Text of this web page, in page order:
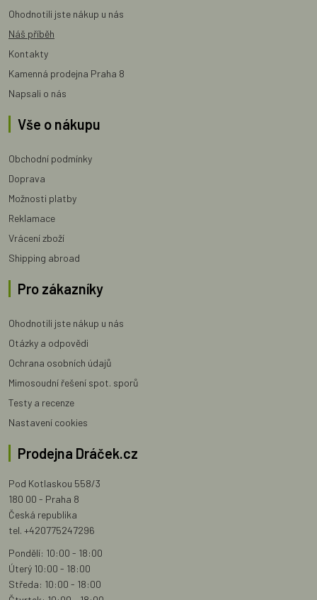
Ohodnotili jste nákup u nás
Náš příběh
Kontakty
Kamenná prodejna Praha 8
Napsali o nás
Vše o nákupu
Obchodní podmínky
Doprava
Možnosti platby
Reklamace
Vrácení zboží
Shipping abroad
Pro zákazníky
Ohodnotili jste nákup u nás
Otázky a odpovědi
Ochrana osobních údajů
Mimosoudní řešení spot. sporů
Testy a recenze
Nastavení cookies
Prodejna Dráček.cz
Pod Kotlaskou 558/3
180 00 - Praha 8
Česká republika
tel. +420775247296
Pondělí: 10:00 - 18:00
Úterý 10:00 - 18:00
Středa: 10:00 - 18:00